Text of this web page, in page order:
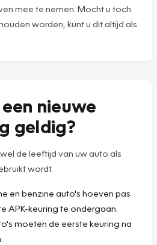
mee te nemen. Mocht u toch
worden, kunt u dit altijd als
nieuwe
geldig?
de leeftijd van uw auto als
wordt.
en benzine auto's hoeven pas
APK-keuring te ondergaan.
moeten de eerste keuring na